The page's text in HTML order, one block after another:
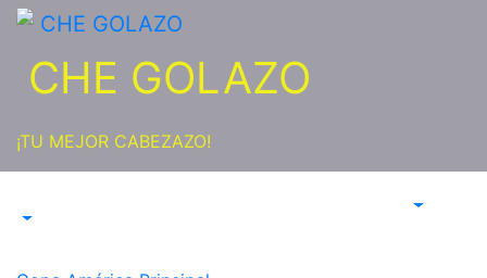
Saltar
contenido
CHE GOLAZO
¡TU MEJOR CABEZAZO!